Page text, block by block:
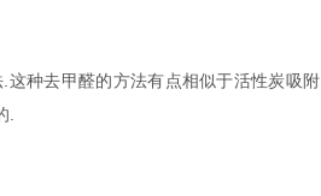
种去甲醛的方法有点相似于活性炭吸附
.